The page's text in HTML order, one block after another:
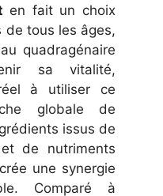
en fait un choix
de tous les âges,
quadragénaire
sa vitalité,
à utiliser ce
globale de
issus de
de nutriments
une synergie
Comparé à